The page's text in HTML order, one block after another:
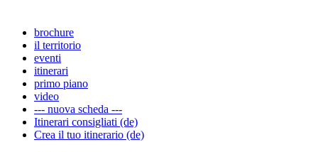
brochure
il territorio
eventi
itinerari
primo piano
video
--- nuova scheda ---
Itinerari consigliati (de)
Crea il tuo itinerario (de)